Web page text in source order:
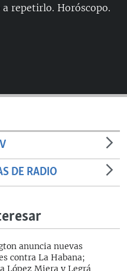
repetirlo. Horóscopo.
DE RADIO
anuncia nuevas
contra La Habana;
López Miera y Legrá